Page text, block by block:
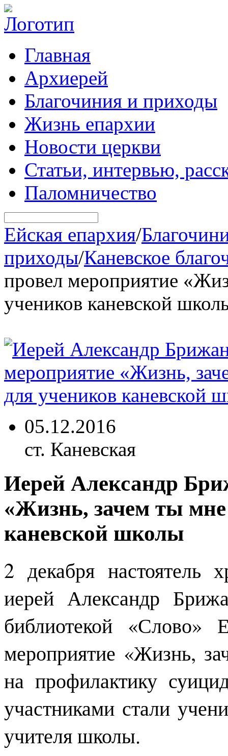
Главная
Архиерей
Благочиния и приходы
Жизнь епархии
Новости церкви
Статьи, интервью,
Паломничество
Ейская епархия/
приходы/Каневское
провел мероприятие
учеников каневской
05.12.2016
ст. Каневская
Иерей Александр
«Жизнь, зачем ты
каневской школы
2 декабря настоятель
иерей Александр
библиотекой «Слово»
мероприятие «Жизнь,
на профилактику
участниками стали
учителя школы.